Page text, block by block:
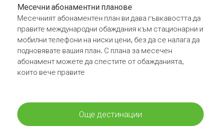
Месечни абонаментни планове
Месечният абонаментен план ви дава гъвкавостта да
правите международни обаждания към стационарни и
мобилни телефони на ниски цени, без да се налага да
подновявате вашия план. С плана за месечен
абонамент можете да спестите от обажданията,
които вече правите
Още дестинации